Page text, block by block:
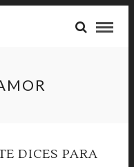
DICES PARA